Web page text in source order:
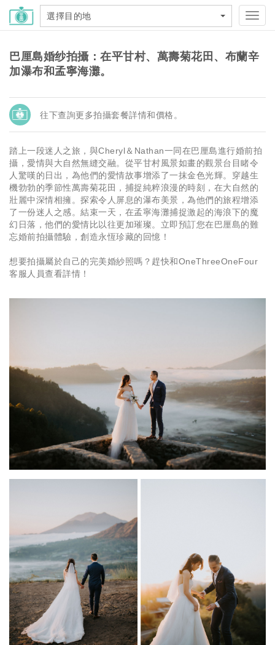
選擇目的地
巴厘島婚纱拍攝：在平甘村、萬壽菊花田、布蘭辛
加瀑布和孟寧海灘。
往下查詢更多拍攝套餐詳情和價格。
踏上一段迷人之旅，與Cheryl＆Nathan一同在巴厘島進行婚前拍
攝，愛情與大自然無縫交融。從平甘村風景如畫的觀景台目睹令
人驚嘆的日出，為他們的愛情故事增添了一抹金色光輝。穿越生
機勃勃的季節性萬壽菊花田，捕捉純粹浪漫的時刻，在大自然的
壯麗中深情相擁。探索令人屏息的瀑布美景，為他們的旅程增添
了一份迷人之感。結束一天，在孟寧海灘捕捉激起的海浪下的魔
幻日落，他們的愛情比以往更加璀璨。立即預訂您在巴厘島的難
忘婚前拍攝體驗，創造永恆珍藏的回憶！
想要拍攝屬於自己的完美婚紗照嗎？趕快和OneThreeOneFour
客服人員查看詳情！